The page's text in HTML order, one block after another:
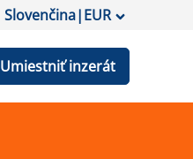
Slovenčina|EUR
Umiestniť inzerát